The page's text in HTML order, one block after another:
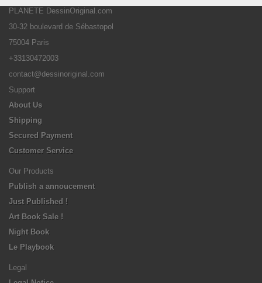
PLANETE DessinOriginal.com
30-32 boulevard de Sébastopol
75004 Paris
+33130472003
contact@dessinoriginal.com
Support
About Us
Shipping
Secured Payment
Customer Service
Our Products
Publish a annoucement
Just Published !
Art Book Sale !
Night Book
Le Playbook
Legal